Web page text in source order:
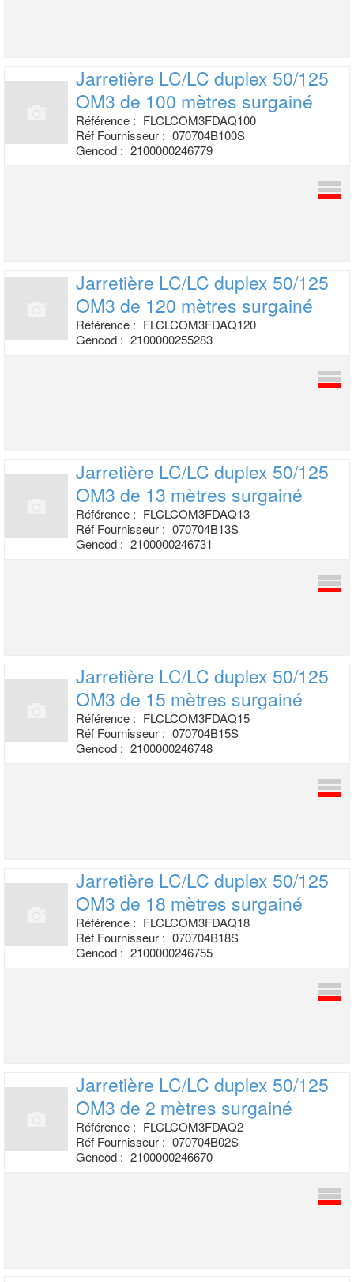
Jarretière LC/LC duplex 50/125
OM3 de 100 mètres surgainé
Référence : FLCLCOM3FDAQ100
Réf Fournisseur : 070704B100S
Gencod : 2100000246779
Jarretière LC/LC duplex 50/125
OM3 de 120 mètres surgainé
Référence : FLCLCOM3FDAQ120
Gencod : 2100000255283
Jarretière LC/LC duplex 50/125
OM3 de 13 mètres surgainé
Référence : FLCLCOM3FDAQ13
Réf Fournisseur : 070704B13S
Gencod : 2100000246731
Jarretière LC/LC duplex 50/125
OM3 de 15 mètres surgainé
Référence : FLCLCOM3FDAQ15
Réf Fournisseur : 070704B15S
Gencod : 2100000246748
Jarretière LC/LC duplex 50/125
OM3 de 18 mètres surgainé
Référence : FLCLCOM3FDAQ18
Réf Fournisseur : 070704B18S
Gencod : 2100000246755
Jarretière LC/LC duplex 50/125
OM3 de 2 mètres surgainé
Référence : FLCLCOM3FDAQ2
Réf Fournisseur : 070704B02S
Gencod : 2100000246670